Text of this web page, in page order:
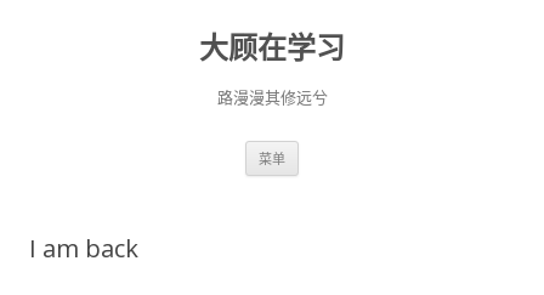
大顾在学习
路漫漫其修远兮
菜单
I am back